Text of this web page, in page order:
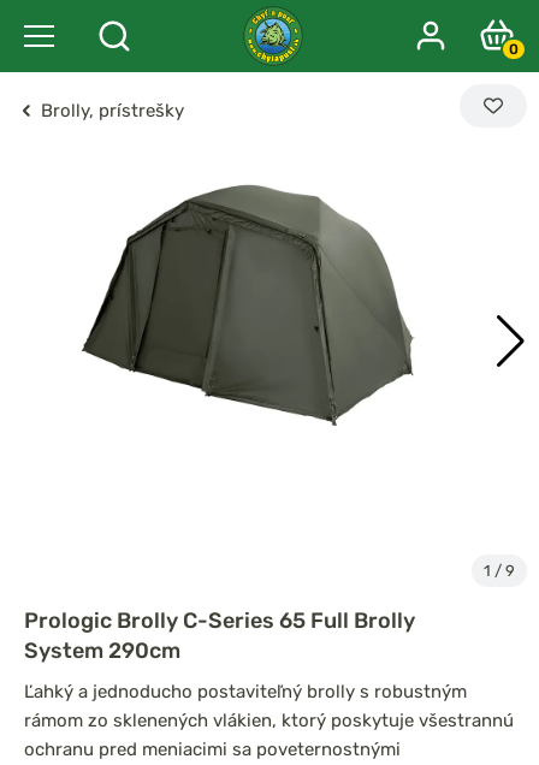
0
Brolly, prístrešky
1 / 9
Prologic Brolly C-Series 65 Full Brolly
System 290cm
Ľahký a jednoducho postaviteľný brolly s robustným
rámom zo sklenených vlákien, ktorý poskytuje všestrannú
ochranu pred meniacimi sa poveternostnými